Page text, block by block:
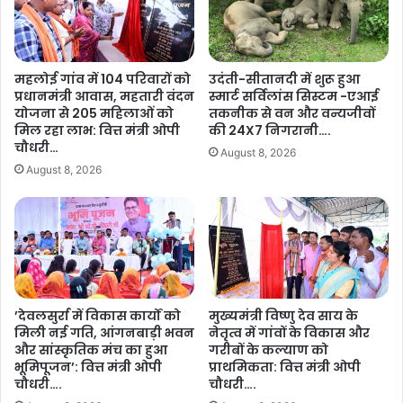
हि
त
ग्रा
हि
यों
से
धै
र्य
ख
ने
अ
पी
ल
…
की
जा
न
का
री
अ
नि
वा
र्य
क्ष
ता
नि
र्मा
ण
का
र्य
क्र
म
में
महलोई गांव में 104 परिवारों को
प्रधानमंत्री आवास, महतारी वंदन
योजना से 205 महिलाओं को
मिल रहा लाभ: वित्त मंत्री ओपी
चौधरी…
August 8, 2026
उदंती-सीतानदी में शुरू हुआ
स्मार्ट सर्विलांस सिस्टम -एआई
तकनीक से वन और वन्यजीवों
की 24X7 निगरानी….
August 8, 2026
’देवलसुर्रा में विकास कार्यों को
मिली नई गति, आंगनबाड़ी भवन
और सांस्कृतिक मंच का हुआ
भूमिपूजन’: वित्त मंत्री ओपी
चौधरी….
मुख्यमंत्री विष्णु देव साय के
नेतृत्व में गांवों के विकास और
गरीबों के कल्याण को
प्राथमिकता: वित्त मंत्री ओपी
चौधरी….